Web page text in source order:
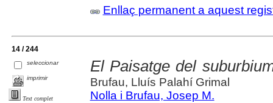
Enllaç permanent a aquest
14 / 244
seleccionar
imprimir
Text complet
El Paisatge del
Brufau, Lluís Palahí Grimal
Nolla i Brufau, Josep M.